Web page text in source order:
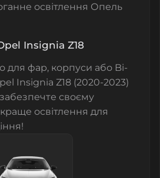
освітлення Опель
Insignia Z18
для фар, корпуси або Bi-
Insignia Z18 (2020-2023)
своєму
освітлення для